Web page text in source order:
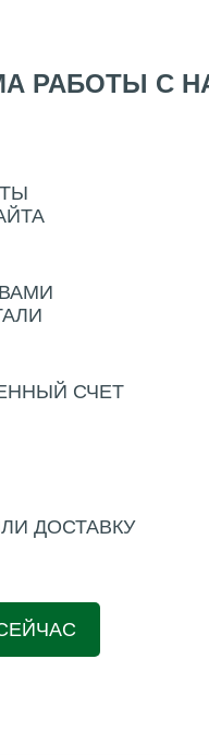
РАБОТЫ С
СЧЕТ
ДОСТАВКУ